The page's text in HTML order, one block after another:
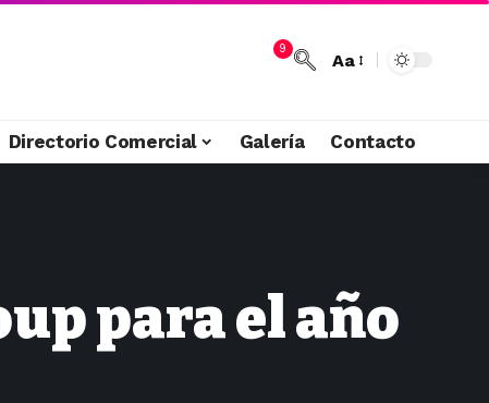
9
Aa
Directorio Comercial Galería Contacto
para el año